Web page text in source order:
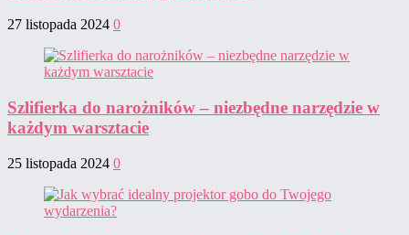
27 listopada 2024 0
Szlifierka do narożników – niezbędne narzędzie w
każdym warsztacie
25 listopada 2024 0